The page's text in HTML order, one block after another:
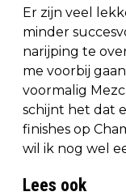
Er zijn veel
minder
narijping te
me voorbij
voormalig
schijnt het dat
finishes op
wil ik nog wel
Lees ook